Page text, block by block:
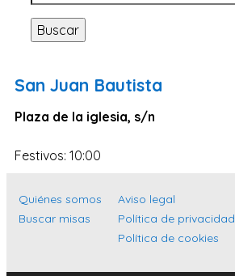
Valladolid
Sevilla
Santa Cruz de Tenerife
Cantabria
Islas Baleares
Málaga
Buscar
San Juan Bautista
Plaza de la iglesia, s/n
Festivos: 10:00
Quiénes somos
Buscar misas
Aviso legal
Política de privacidad
Política de cookies